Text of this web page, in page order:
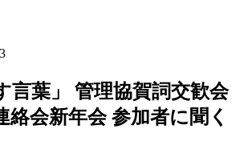
言葉」 管理協賀詞交歓会
絡会新年会 参加者に聞く